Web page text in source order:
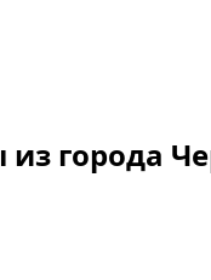
города